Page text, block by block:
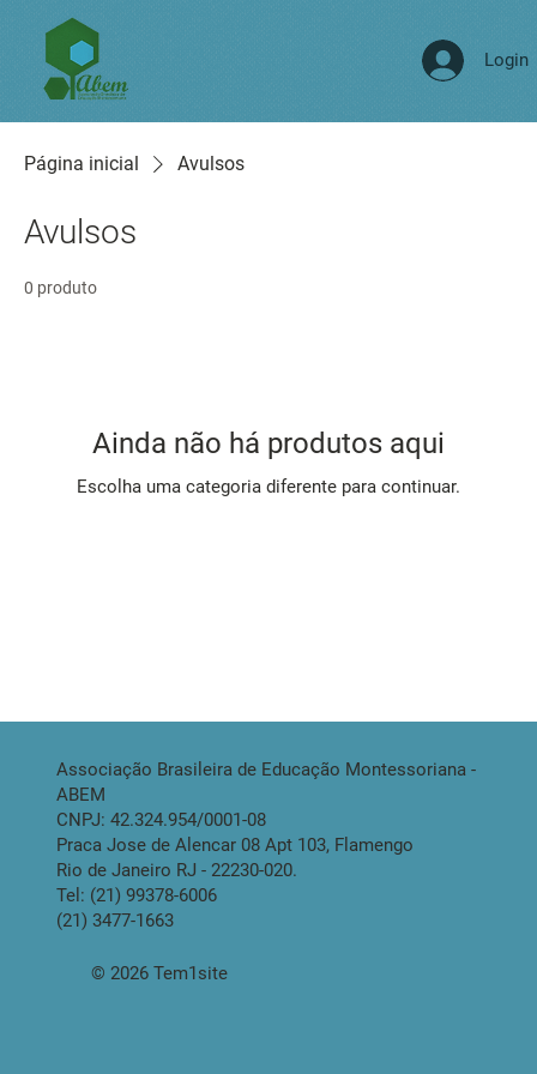
Login
Página inicial Avulsos
Avulsos
0 produto
Ainda não há produtos aqui
Escolha uma categoria diferente para continuar.
Associação Brasileira de Educação Montessoriana -
ABEM
CNPJ: 42.324.954/0001-08
Praca Jose de Alencar 08 Apt 103, Flamengo
Rio de Janeiro RJ - 22230-020.
Tel: (21) 99378-6006
(21) 3477-1663
© 2026 Tem1site